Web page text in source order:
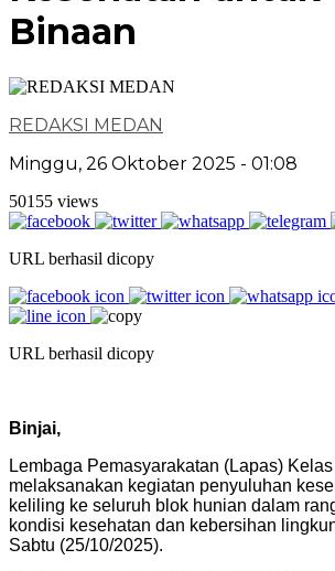
Binaan
REDAKSI MEDAN
Minggu, 26 Oktober 2025 - 01:08
50155 views
URL berhasil dicopy
URL berhasil dicopy
Binjai,
Lembaga Pemasyarakatan (Lapas)
melaksanakan kegiatan penyuluhan
keliling ke seluruh blok hunian dalam
kondisi kesehatan dan kebersihan
Sabtu (25/10/2025).